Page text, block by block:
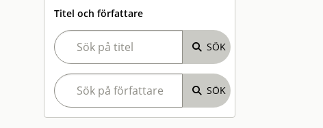
Titel och författare